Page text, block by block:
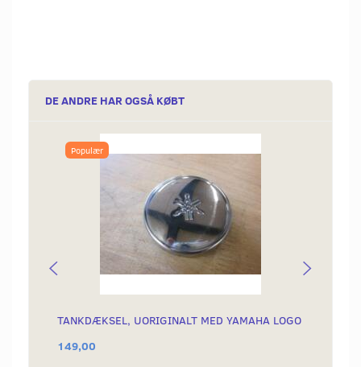
DE ANDRE HAR OGSÅ KØBT
Populær
TANKDÆKSEL, UORIGINALT MED YAMAHA LOGO
149,00